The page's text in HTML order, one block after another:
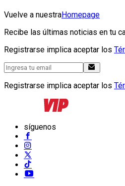
Vuelve a nuestraHomepage
Recibe las últimas noticias en tu
Registrarse implica aceptar los
Registrarse implica aceptar los
síguenos